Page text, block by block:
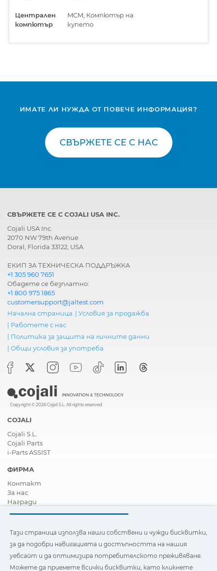
Централен
компютър
MCM, Компютър на
купето
ИМАТЕ ЛИ НУЖДА ОТ ПОВЕЧЕ ИНФОРМАЦИЯ?
СВЪРЖЕТЕ СЕ С НАС
СВЪРЖЕТЕ СЕ С COJALI USA INC.
Cojali USA Inc.
2070 NW 79th Avenue
Doral, Florida 33122, USA
ЕКИП ЗА ТЕХНИЧЕСКА ПОДДРЪЖКА
+1 305 960 7651
Обадете се безплатно:
+1 800 975 1865
customersupport@jaltest.com
Начална страница | Условия за продажба
| Работете с нас
| Политика за защита на личните данни
| Общи условия за употреба
Copyright © 2026 Cojali S.L. All rights reserved
COJALI
Cojali S.L.
Cojali Parts
i-Parts ASSIST
ФИРМА
Контакт
За нас
Награди
Станете дистрибутор
Новини
Видеа
FAQ - Често задавани въпроси
Тази страница използва наши собствени и чужди бисквитки,
за да подобри навигацията и достъпността на нашия
уебсайт и да оптимизира потребителското преживяване.
Можете да приемете всички бисквитки, като кликнете